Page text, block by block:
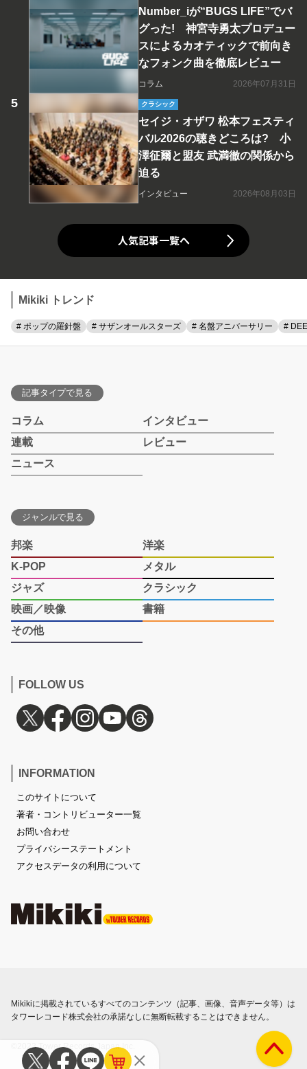
Number_iが“BUGS LIFE”でバ
グった! 神宮寺勇太プロデュー
スによるカオティックで前向き
なフォンク曲を徹底レビュー
コラム 2026年07月31日
クラシック
セイジ・オザワ 松本フェスティ
バル2026の聴きどころは? 小
澤征爾と盟友 武満徹の関係から
迫る
インタビュー 2026年08月03日
人気記事一覧へ
Mikiki トレンド
# ポップの羅針盤 # サザンオールスターズ # 名盤アニバーサリー #
記事タイプで見る
コラム
インタビュー
連載
レビュー
ニュース
ジャンルで見る
邦楽
洋楽
K-POP
メタル
ジャズ
クラシック
映画／映像
書籍
その他
FOLLOW US
INFORMATION
このサイトについて
著者・コントリビューター一覧
お問い合わせ
プライバシーステートメント
アクセスデータの利用について
Mikikiに掲載されているすべてのコンテンツ（記事、画像、音声データ等）は
タワーレコード株式会社の承諾なしに無断転載することはできません。
©2023 Tower Records Japan Inc.